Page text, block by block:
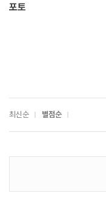
포토
최신순 별점순